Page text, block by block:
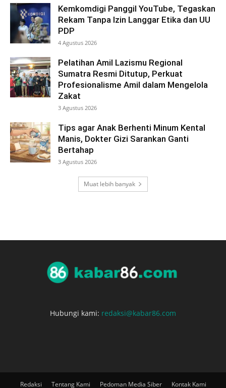
Kemkomdigi Panggil YouTube, Tegaskan
Rekam Tanpa Izin Langgar Etika dan UU
PDP
4 Agustus 2026
Pelatihan Amil Lazismu Regional
Sumatra Resmi Ditutup, Perkuat
Profesionalisme Amil dalam Mengelola
Zakat
3 Agustus 2026
Tips agar Anak Berhenti Minum Kental
Manis, Dokter Gizi Sarankan Ganti
Bertahap
3 Agustus 2026
Muat lebih banyak
Hubungi kami: redaksi@kabar86.com
Redaksi Tentang Kami Pedoman Media Siber Kontak Kami